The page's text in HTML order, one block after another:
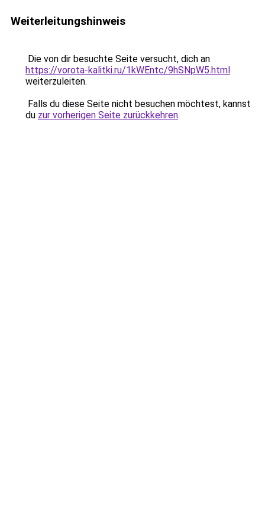
Weiterleitungshinweis
Die von dir besuchte Seite versucht, dich an
https://vorota-kalitki.ru/1kWEntc/9hSNpW5.html
weiterzuleiten.
Falls du diese Seite nicht besuchen möchtest, kannst
du zur vorherigen Seite zurückkehren.